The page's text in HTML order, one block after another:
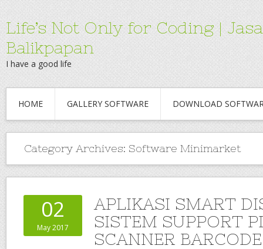
Life’s Not Only for Coding |
Balikpapan
I have a good life
HOME GALLERY SOFTWARE DOWNLOAD
Category Archives: Software Minimarket
02
May 2017
APLIKASI SMART
SISTEM SUPPORT
SCANNER BARCODE